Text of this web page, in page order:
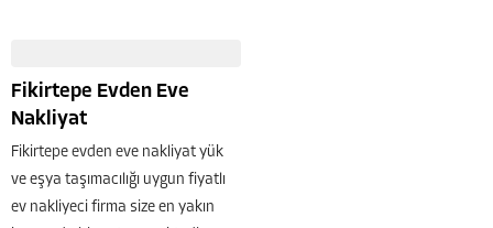
yapmaktadır. Kusursuz şekilde...
Fikirtepe Evden Eve
Nakliyat
Fikirtepe evden eve nakliyat yük
ve eşya taşımacılığı uygun fiyatlı
ev nakliyeci firma size en yakın